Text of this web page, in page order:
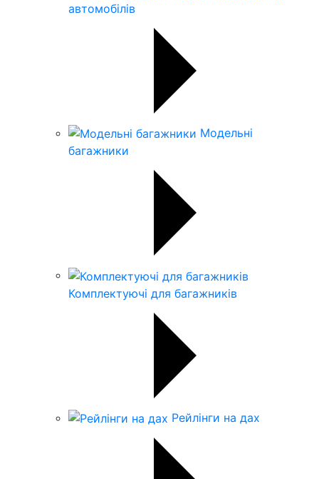
автомобілів
Модельні
багажники
Комплектуючі для багажників
Рейлінги на дах